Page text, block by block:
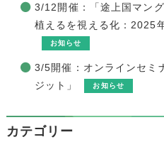
3/12開催：「途上国マン
植えるを視える化：2025
お知らせ
3/5開催：オンラインセミ
ジット」
お知らせ
カテゴリー